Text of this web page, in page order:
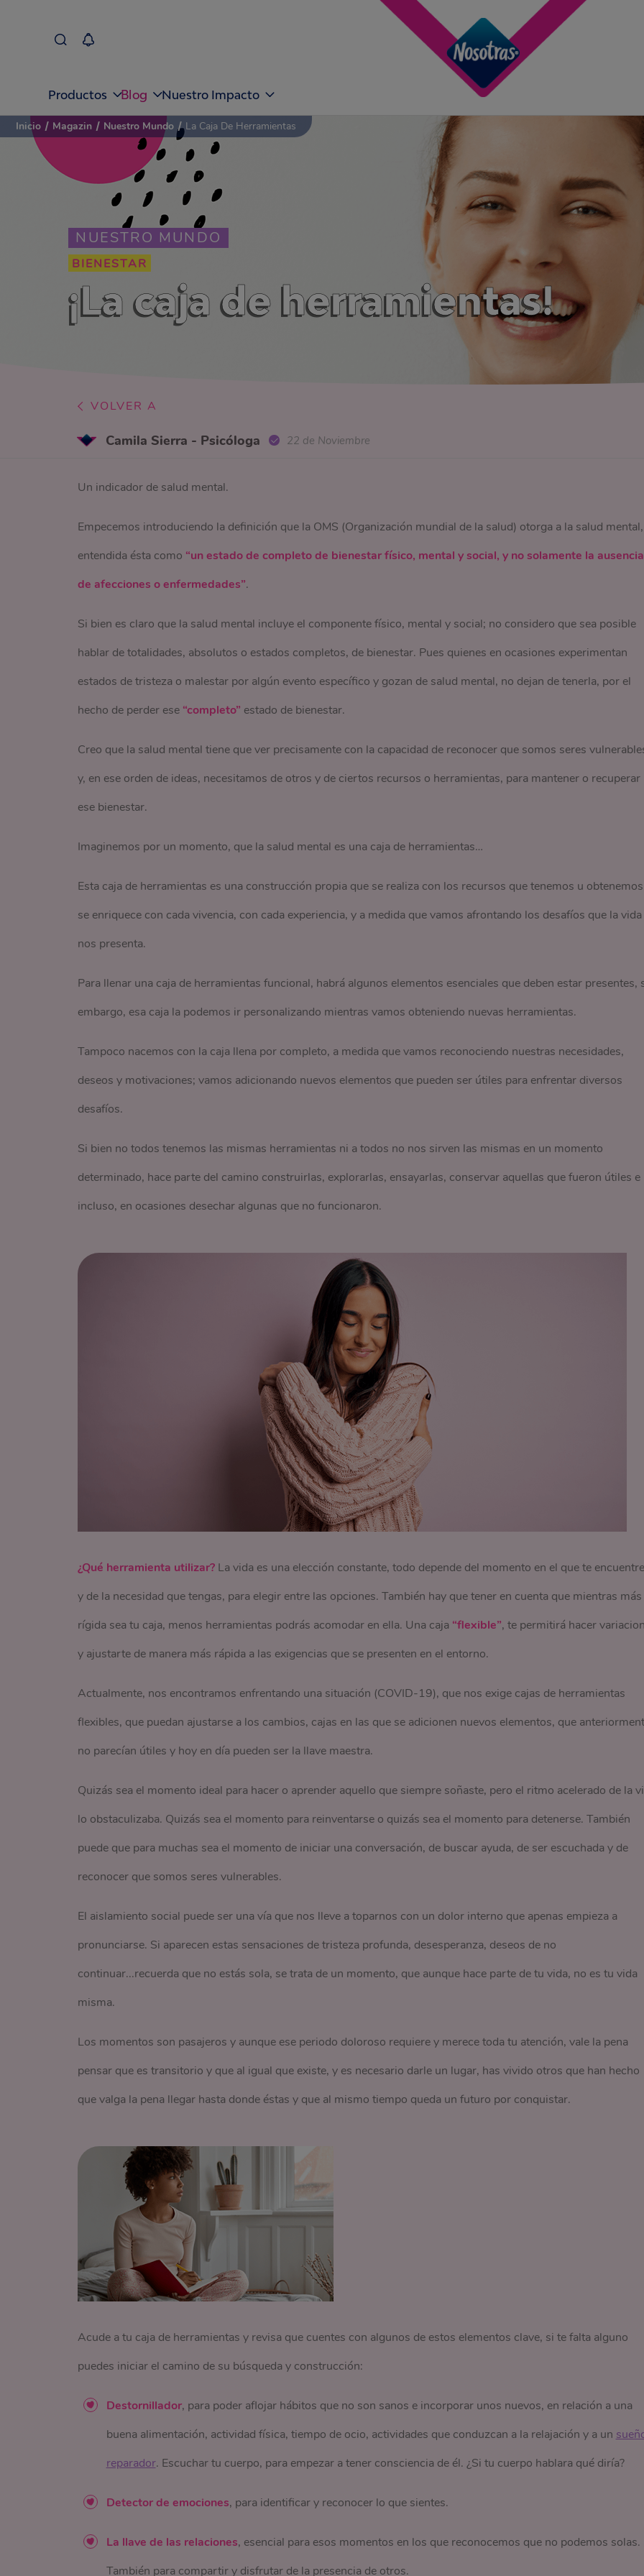
Productos Blog Nuestro Impacto
NUESTRO MUNDO
BIENESTAR
¡La caja de herramientas!
Inicio / Magazin / Nuestro Mundo / La Caja De Herramientas
VOLVER A
Camila Sierra - Psicóloga 22 de Noviembre
Un indicador de salud mental.
Empecemos introduciendo la definición que la OMS (Organización mundial de la salud) otorga a la salud mental,
entendida ésta como “un estado de completo de bienestar físico, mental y social, y no solamente la ausencia
de afecciones o enfermedades”.
Si bien es claro que la salud mental incluye el componente físico, mental y social; no considero que sea posible
hablar de totalidades, absolutos o estados completos, de bienestar. Pues quienes en ocasiones experimentan
estados de tristeza o malestar por algún evento específico y gozan de salud mental, no dejan de tenerla, por el
hecho de perder ese “completo” estado de bienestar.
Creo que la salud mental tiene que ver precisamente con la capacidad de reconocer que somos seres
y, en ese orden de ideas, necesitamos de otros y de ciertos recursos o herramientas, para mantener o recuperar
ese bienestar.
Imaginemos por un momento, que la salud mental es una caja de herramientas…
Esta caja de herramientas es una construcción propia que se realiza con los recursos que tenemos u
se enriquece con cada vivencia, con cada experiencia, y a medida que vamos afrontando los desafíos que la vida
nos presenta.
Para llenar una caja de herramientas funcional, habrá algunos elementos esenciales que deben estar presentes,
embargo, esa caja la podemos ir personalizando mientras vamos obteniendo nuevas herramientas.
Tampoco nacemos con la caja llena por completo, a medida que vamos reconociendo nuestras necesidades,
deseos y motivaciones; vamos adicionando nuevos elementos que pueden ser útiles para enfrentar diversos
desafíos.
Si bien no todos tenemos las mismas herramientas ni a todos no nos sirven las mismas en un momento
determinado, hace parte del camino construirlas, explorarlas, ensayarlas, conservar aquellas que fueron útiles e
incluso, en ocasiones desechar algunas que no funcionaron.
¿Qué herramienta utilizar?La vida es una elección constante, todo depende del momento en el que te
y de la necesidad que tengas, para elegir entre las opciones. También hay que tener en cuenta que mientras más
rígida sea tu caja, menos herramientas podrás acomodar en ella. Una caja “flexible”, te permitirá hacer
y ajustarte de manera más rápida a las exigencias que se presenten en el entorno.
Actualmente, nos encontramos enfrentando una situación (COVID-19), que nos exige cajas de herramientas
flexibles, que puedan ajustarse a los cambios, cajas en las que se adicionen nuevos elementos, que
no parecían útiles y hoy en día pueden ser la llave maestra.
Quizás sea el momento ideal para hacer o aprender aquello que siempre soñaste, pero el ritmo acelerado de la
lo obstaculizaba. Quizás sea el momento para reinventarse o quizás sea el momento para detenerse. También
puede que para muchas sea el momento de iniciar una conversación, de buscar ayuda, de ser escuchada y de
reconocer que somos seres vulnerables.
El aislamiento social puede ser una vía que nos lleve a toparnos con un dolor interno que apenas empieza a
pronunciarse. Si aparecen estas sensaciones de tristeza profunda, desesperanza, deseos de no
continuar...recuerda que no estás sola, se trata de un momento, que aunque hace parte de tu vida, no es tu vida
misma.
Los momentos son pasajeros y aunque ese periodo doloroso requiere y merece toda tu atención, vale la pena
pensar que es transitorio y que al igual que existe, y es necesario darle un lugar, has vivido otros que han hecho
que valga la pena llegar hasta donde éstas y que al mismo tiempo queda un futuro por conquistar.
Acude a tu caja de herramientas y revisa que cuentes con algunos de estos elementos clave, si te falta alguno
puedes iniciar el camino de su búsqueda y construcción:
Destornillador, para poder aflojar hábitos que no son sanos e incorporar unos nuevos, en relación a una
buena alimentación, actividad física, tiempo de ocio, actividades que conduzcan a la relajación y a un
reparador. Escuchar tu cuerpo, para empezar a tener consciencia de él. ¿Si tu cuerpo hablara qué diría?
Detector de emociones, para identificar y reconocer lo que sientes.
La llave de las relaciones, esencial para esos momentos en los que reconocemos que no podemos solas.
También para compartir y disfrutar de la presencia de otros.